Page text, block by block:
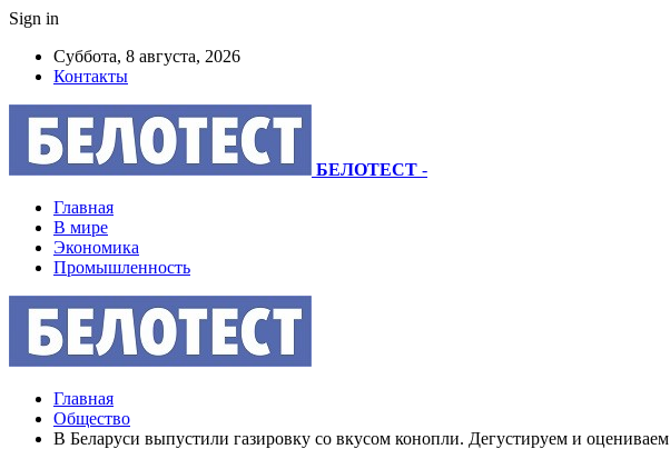
Sign in
Суббота, 8 августа, 2026
Контакты
БЕЛОТЕСТ -
Главная
В мире
Экономика
Промышленность
Главная
Общество
В Беларуси выпустили газировку со вкусом конопли. Дегустируем и оцениваем